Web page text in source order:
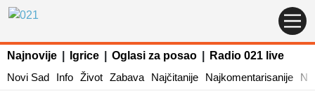
Najnovije Igrice Oglasi za posao
Radio 021 live
Novi Sad
Info Život Zabava Najčitanije Najkomentarisanije